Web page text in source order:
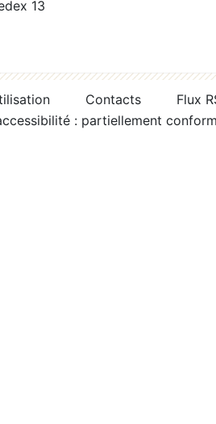
13
Contacts
Flux
: partiellement